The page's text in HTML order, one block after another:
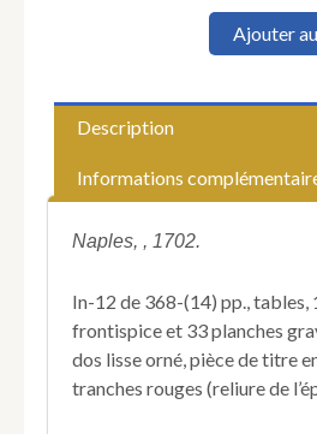
quantité
Etrangers
de
de
connoitre
les
choses
Ajouter
Description
Informations
Naples, , 1702.
In-12 de 368-(14) pp.,
frontispice et 33 planches
dos lisse orné, pièce de titre
tranches rouges (reliure de